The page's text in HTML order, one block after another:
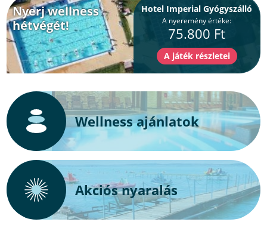
Nyerj wellness
hétvégét!
Hotel Imperial Gyógyszálló
A nyeremény értéke:
75.800 Ft
Wellness ajánlatok
Akciós nyaralás